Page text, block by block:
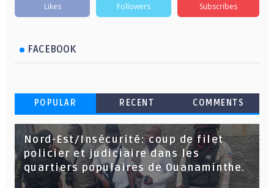
Likes Followers Subscribes
FACEBOOK
POPULAR RECENT COMMENTS
Nord-Est/Insécurité: coup de filet
policier et judiciaire dans les
quartiers populaires de Ouanaminthe.